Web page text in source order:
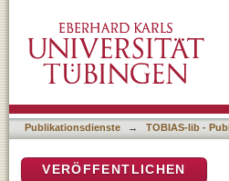
Publikationsdienste → TOBIAS-lib -
VERÖFFENTLICHEN